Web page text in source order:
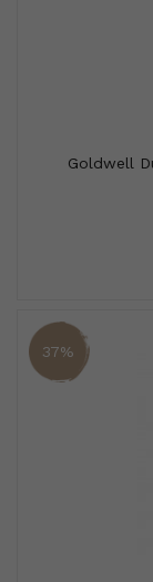
Goldwell
37%